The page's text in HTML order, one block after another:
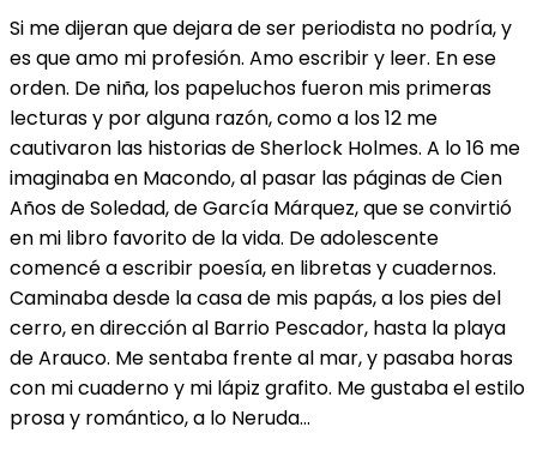
Si me dijeran que dejara de ser periodista no podría, y
es que amo mi profesión. Amo escribir y leer. En ese
orden. De niña, los papeluchos fueron mis primeras
lecturas y por alguna razón, como a los 12 me
cautivaron las historias de Sherlock Holmes. A lo 16 me
imaginaba en Macondo, al pasar las páginas de Cien
Años de Soledad, de García Márquez, que se convirtió
en mi libro favorito de la vida. De adolescente
comencé a escribir poesía, en libretas y cuadernos.
Caminaba desde la casa de mis papás, a los pies del
cerro, en dirección al Barrio Pescador, hasta la playa
de Arauco. Me sentaba frente al mar, y pasaba horas
con mi cuaderno y mi lápiz grafito. Me gustaba el estilo
prosa y romántico, a lo Neruda…